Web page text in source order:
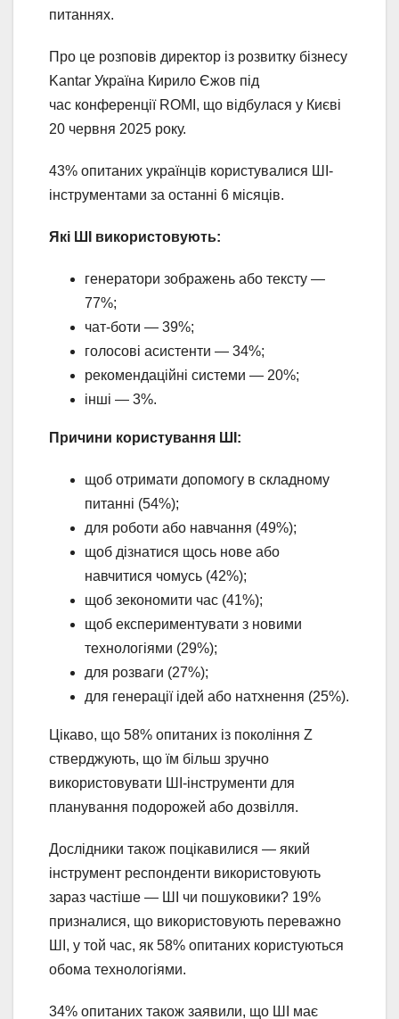
питаннях.
Про це розповів директор із розвитку бізнесу
Kantar Україна Кирило Єжов під
час конференції ROMI, що відбулася у Києві
20 червня 2025 року.
43% опитаних українців користувалися ШІ-
інструментами за останні 6 місяців.
Які ШІ використовують:
генератори зображень або тексту —
77%;
чат-боти — 39%;
голосові асистенти — 34%;
рекомендаційні системи — 20%;
інші — 3%.
Причини користування ШІ:
щоб отримати допомогу в складному
питанні (54%);
для роботи або навчання (49%);
щоб дізнатися щось нове або
навчитися чомусь (42%);
щоб зекономити час (41%);
щоб експериментувати з новими
технологіями (29%);
для розваги (27%);
для генерації ідей або натхнення (25%).
Цікаво, що 58% опитаних із покоління Z
стверджують, що їм більш зручно
використовувати ШІ-інструменти для
планування подорожей або дозвілля.
Дослідники також поцікавилися — який
інструмент респонденти використовують
зараз частіше — ШІ чи пошуковики? 19%
призналися, що використовують переважно
ШІ, у той час, як 58% опитаних користуються
обома технологіями.
34% опитаних також заявили, що ШІ має